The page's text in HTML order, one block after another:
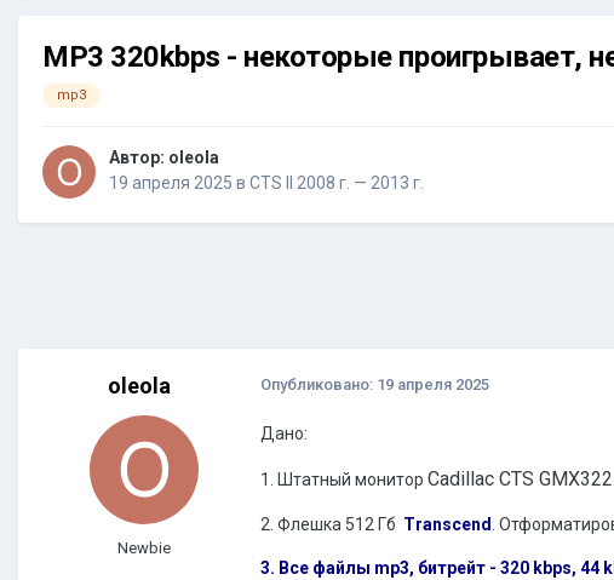
MP3 320kbps - некоторые проигрывает,
mp3
Автор: oleola
19 апреля 2025 в CTS II 2008 г. — 2013 г.
oleola
Newbie
Опубликовано: 19 апреля 2025
Дано:
1. Штатный монитор Cadillac CTS GMX
2. Флешка 512 Гб Transcend .
3. Все файлы mp3, битрейт - 320 kbps, 44